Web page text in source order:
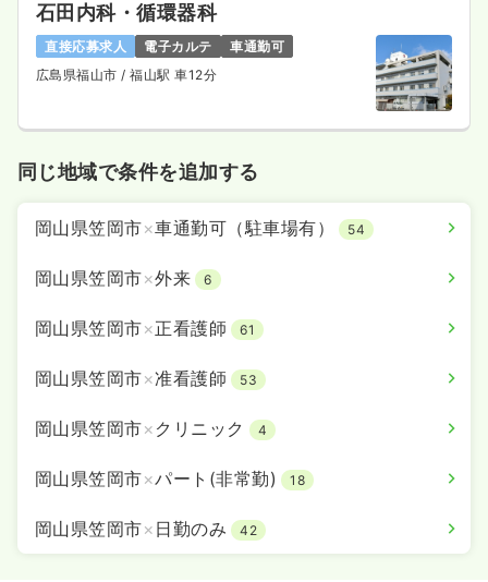
石田内科・循環器科
直接応募求人 電子カルテ
車通勤可
広島県福山市 / 福山駅 車12分
同じ地域で条件を追加する
岡山県笠岡市×車通勤可（駐車場有） 54
岡山県笠岡市×外来 6
岡山県笠岡市×正看護師 61
岡山県笠岡市×准看護師 53
岡山県笠岡市× クリニック 4
岡山県笠岡市×パート(非常勤) 18
岡山県笠岡市× 日勤のみ 42